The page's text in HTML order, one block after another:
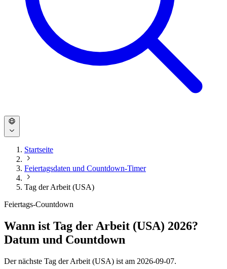
Startseite
Feiertagsdaten und Countdown-Timer
Tag der Arbeit (USA)
Feiertags-Countdown
Wann ist Tag der Arbeit (USA) 2026?
Datum und Countdown
Der nächste Tag der Arbeit (USA) ist am 2026-09-07.